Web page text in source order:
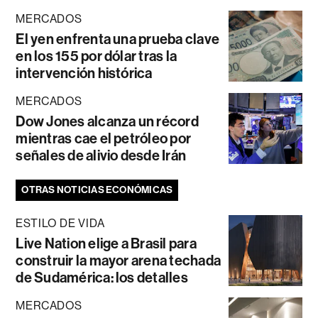
MERCADOS
El yen enfrenta una prueba clave
en los 155 por dólar tras la
intervención histórica
MERCADOS
Dow Jones alcanza un récord
mientras cae el petróleo por
señales de alivio desde Irán
OTRAS NOTICIAS ECONÓMICAS
ESTILO DE VIDA
Live Nation elige a Brasil para
construir la mayor arena techada
de Sudamérica: los detalles
MERCADOS